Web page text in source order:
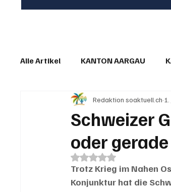
Alle Artikel KANTON AARGAU
IN EIGENER SACHE
Schweizer
oder
Redaktion soaktuell.ch 1.
Mit NaN von 5 Sternen
Trotz Krieg im Nahen
Konjunktur hat die